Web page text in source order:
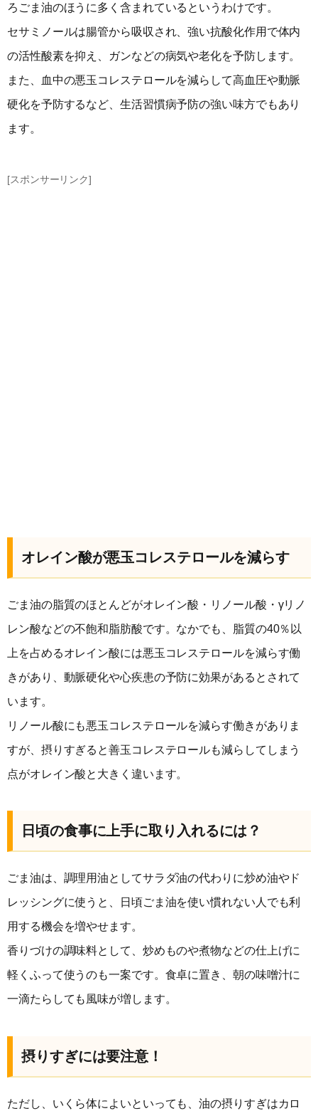
ろごま油のほうに多く含まれているというわけです。
セサミノールは腸管から吸収され、強い抗酸化作用で体内
の活性酸素を抑え、ガンなどの病気や老化を予防します。
また、血中の悪玉コレステロールを減らして高血圧や動脈
硬化を予防するなど、生活習慣病予防の強い味方でもあり
ます。
[スポンサーリンク]
オレイン酸が悪玉コレステロールを減らす
ごま油の脂質のほとんどがオレイン酸・リノール酸・γリノ
レン酸などの不飽和脂肪酸です。なかでも、脂質の40％以
上を占めるオレイン酸には悪玉コレステロールを減らす働
きがあり、動脈硬化や心疾患の予防に効果があるとされて
います。
リノール酸にも悪玉コレステロールを減らす働きがありま
すが、摂りすぎると善玉コレステロールも減らしてしまう
点がオレイン酸と大きく違います。
日頃の食事に上手に取り入れるには？
ごま油は、調理用油としてサラダ油の代わりに炒め油やド
レッシングに使うと、日頃ごま油を使い慣れない人でも利
用する機会を増やせます。
香りづけの調味料として、炒めものや煮物などの仕上げに
軽くふって使うのも一案です。食卓に置き、朝の味噌汁に
一滴たらしても風味が増します。
摂りすぎには要注意！
ただし、いくら体によいといっても、油の摂りすぎはカロ